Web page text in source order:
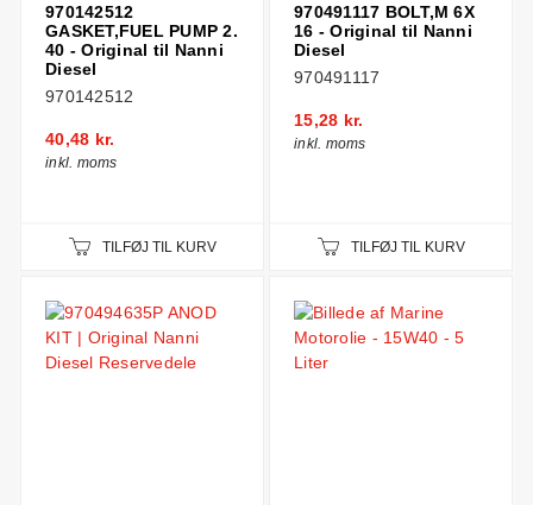
970142512
GASKET,FUEL PUMP 2.
40 - Original til Nanni
Diesel
970142512
40,48 kr.
inkl. moms
TILFØJ TIL KURV
970491117 BOLT,M 6X
16 - Original til Nanni
Diesel
970491117
15,28 kr.
inkl. moms
TILFØJ TIL KURV